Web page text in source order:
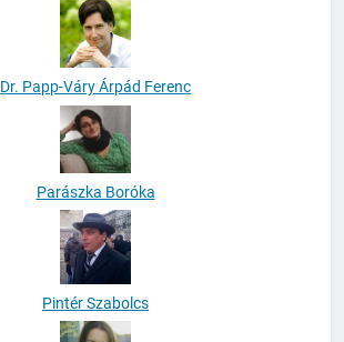
Dr. Papp-Váry Árpád Ferenc
Parászka Boróka
Pintér Szabolcs